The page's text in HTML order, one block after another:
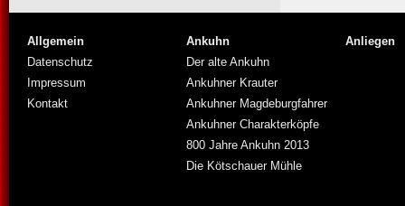
Allgemein
Datenschutz
Impressum
Kontakt
Ankuhn
Der alte Ankuhn
Ankuhner Krauter
Ankuhner Magdeburgfahrer
Ankuhner Charakterköpfe
800 Jahre Ankuhn 2013
Die Kötschauer Mühle
Anliegen